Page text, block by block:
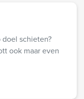
schieten?
ook maar even